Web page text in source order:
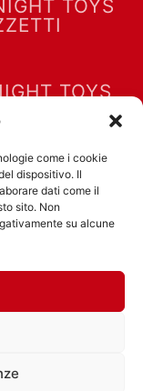
come i cookie
dispositivo. Il
dati come il
sito. Non
su alcune
TOYS
TOYS
Roma